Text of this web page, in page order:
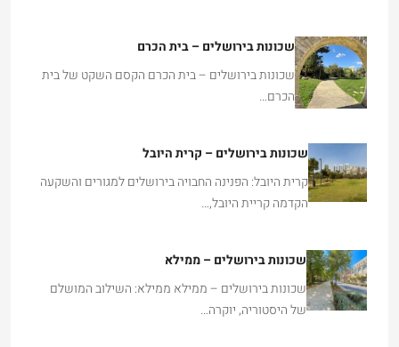
שכונות בירושלים – בית הכרם
שכונות בירושלים – בית הכרם הקסם השקט של בית
הכרם…
שכונות בירושלים – קרית היובל
קרית היובל: הפנינה החבויה בירושלים למגורים והשקעה
הקדמה קריית היובל,…
שכונות בירושלים – ממילא
שכונות בירושלים – ממילא ממילא: השילוב המושלם
של היסטוריה, יוקרה…